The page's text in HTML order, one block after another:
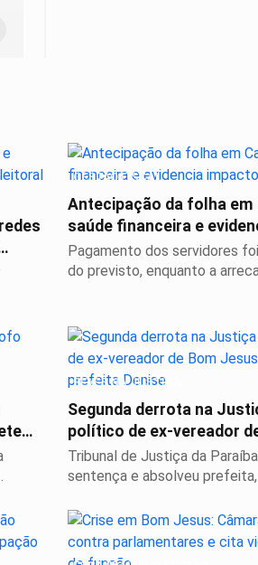
GESTÃO FISCAL
Antecipação da folha
saúde financeira e
arrecadação...
Pagamento dos servidores
do previsto, enquanto a
REVÉS NA JUSTIÇA
Segunda derrota na
político de ex-vereador
fortalece...
Tribunal de Justiça da
sentença e absolveu prefeita,